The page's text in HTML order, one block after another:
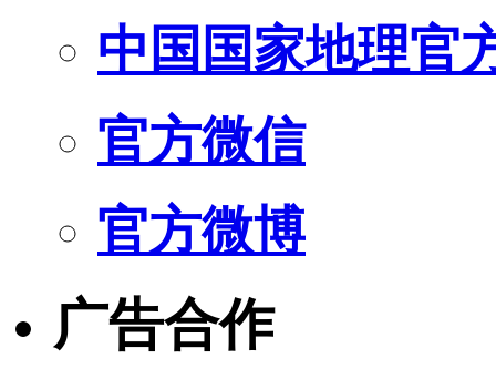
中国国家地理官
官方微信
官方微博
广告合作